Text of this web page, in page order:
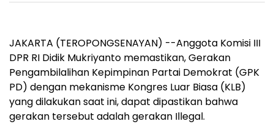
JAKARTA (TEROPONGSENAYAN) --Anggota Komisi III
DPR RI Didik Mukriyanto memastikan, Gerakan
Pengambilalihan Kepimpinan Partai Demokrat (GPK
PD) dengan mekanisme Kongres Luar Biasa (KLB)
yang dilakukan saat ini, dapat dipastikan bahwa
gerakan tersebut adalah gerakan Illegal.